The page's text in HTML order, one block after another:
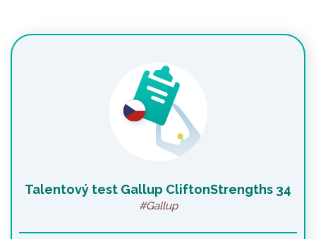
Talentový test Gallup CliftonStrengths 34
#Gallup